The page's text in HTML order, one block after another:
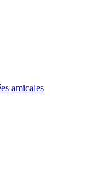
amicales